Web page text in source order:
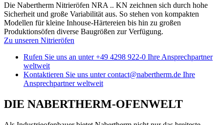
Die Nabertherm Nitrieröfen NRA .. KN zeichnen sich durch hohe
Sicherheit und große Variabilität aus. So stehen von kompakten
Modellen für kleine Inhouse-Härtereien bis hin zu großen
Produktionsöfen diverse Baugrößen zur Verfügung.
Zu unseren Nitrieröfen
Rufen Sie uns an unter +49 4298 922-0 Ihre Ansprechpartner
weltweit
Kontaktieren Sie uns unter contact@nabertherm.de Ihre
Ansprechpartner weltweit
DIE NABERTHERM-OFENWELT